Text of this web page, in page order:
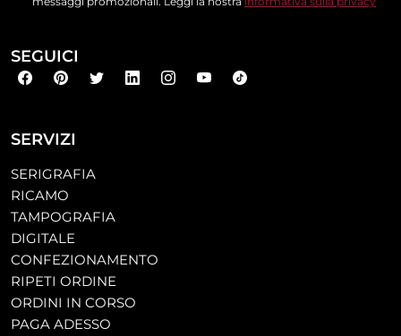
SERVIZI
SERIGRAFIA
RICAMO
TAMPOGRAFIA
DIGITALE
CONFEZIONAMENTO
RIPETI ORDINE
ORDINI IN CORSO
PAGA ADESSO
SEGUICI